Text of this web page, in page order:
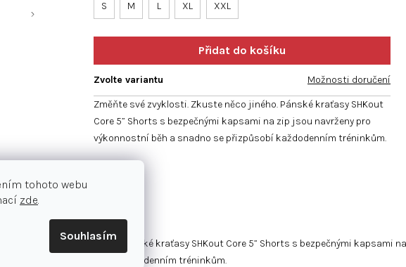
tohoto webu
zde.
Souhlasím
Změňte své zvyklosti. Zkuste něco jiného. Pánské kraťasy SHKout
Core 5” Shorts s bezpečnými kapsami na zip jsou navrženy pro
výkonnostní běh a snadno se přizpůsobí každodenním tréninkům.
S
M L XL XXL
Zvolte variantu Možnosti doručení
Zkuste něco jiného. Pánské kraťasy SHKout Core 5” Shorts s bezpečnými kapsami
a snadno se přizpůsobí každodenním tréninkům.